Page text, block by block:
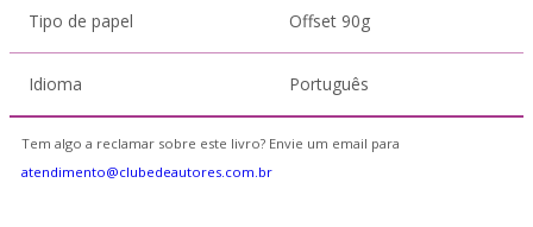
Tipo de papel Offset 90g
Idioma Português
Tem algo a reclamar sobre este livro? Envie um email para
atendimento@clubedeautores.com.br